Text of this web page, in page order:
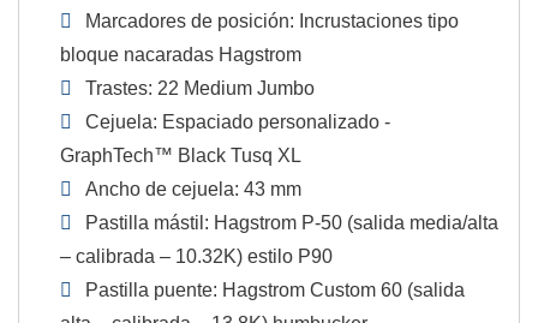
Marcadores de posición: Incrustaciones tipo
bloque nacaradas Hagstrom
Trastes: 22 Medium Jumbo
Cejuela: Espaciado personalizado -
GraphTech™ Black Tusq XL
Ancho de cejuela: 43 mm
Pastilla mástil: Hagstrom P-50 (salida media/alta
– calibrada – 10.32K) estilo P90
Pastilla puente: Hagstrom Custom 60 (salida